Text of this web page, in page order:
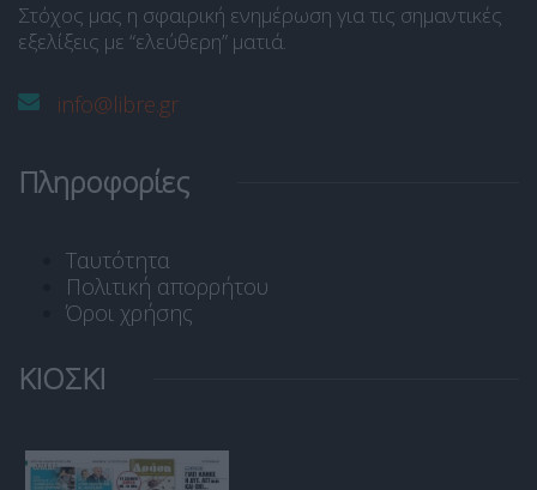
Στόχος μας η σφαιρική ενημέρωση για τις σημαντικές
εξελίξεις με “ελεύθερη” ματιά.
info@libre.gr
Πληροφορίες
Ταυτότητα
Πολιτική απορρήτου
Όροι χρήσης
ΚΙΟΣΚΙ